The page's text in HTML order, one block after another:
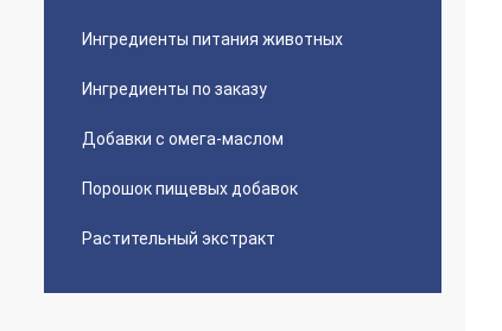
Ингредиенты питания животных
Ингредиенты по заказу
Добавки с омега-маслом
Порошок пищевых добавок
Растительный экстракт